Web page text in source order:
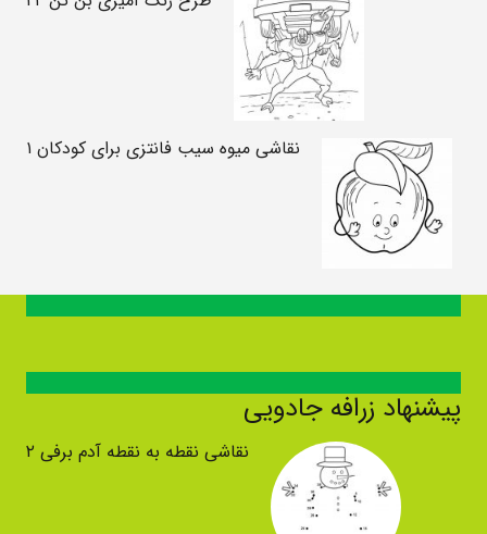
نقاشی میوه سیب فانتزی برای کودکان ۱
پیشنهاد زرافه جادویی
نقاشی نقطه به نقطه آدم برفی ۲